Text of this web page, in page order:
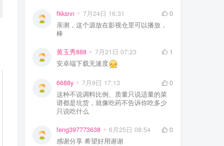
fkksnn 7月24日 16:31
0
亲测，这个源放在影视仓里可以播放，
棒
黄玉秀888 7月21日 07:23
1
安卓端下载无速度
6688y 7月9日 17:13
0
这种不说调料比例、质量只说适量的菜
谱都是坑货，就像吃药不告诉你吃多少
只说吃什么
feng397773638 6月25日 08:54
0
感谢分享 希望好用谢谢